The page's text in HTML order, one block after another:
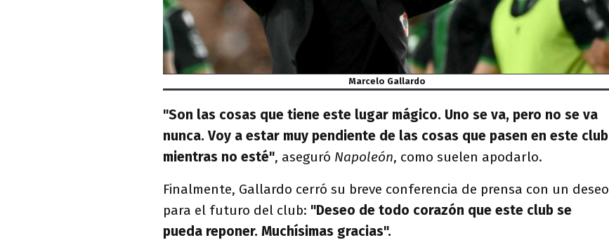
Marcelo Gallardo
"Son las cosas que tiene este lugar mágico. Uno se va, pero no se va
nunca. Voy a estar muy pendiente de las cosas que pasen en este club
mientras no esté", aseguró Napoleón, como suelen apodarlo.
Finalmente, Gallardo cerró su breve conferencia de prensa con un deseo
para el futuro del club: "Deseo de todo corazón que este club se
pueda reponer. Muchísimas gracias".